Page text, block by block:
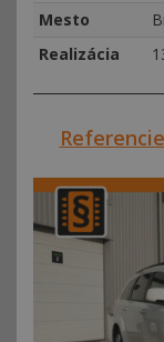
Mesto
Realizácia